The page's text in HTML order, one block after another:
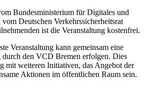
Bundesministerium für Digitales und
Deutschen Verkehrssicherheitsrat
ist die Veranstaltung kostenfrei.
Veranstaltung kann gemeinsam eine
durch den VCD Bremen erfolgen. Dies
mit weiteren Initiativen, das Angebot der
Aktionen im öffentlichen Raum sein.